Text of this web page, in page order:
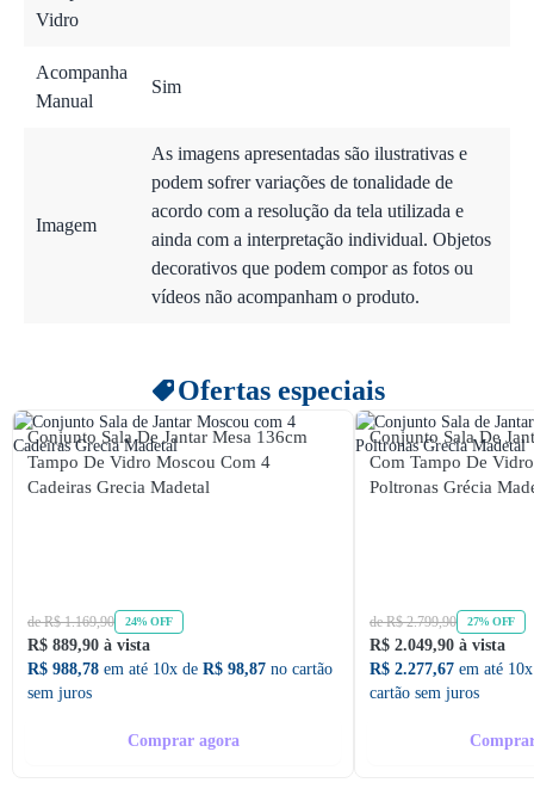
Vidro
Acompanha
Manual
Sim
Imagem
As imagens apresentadas são ilustrativas e
podem sofrer variações de tonalidade de
acordo com a resolução da tela utilizada e
ainda com a interpretação individual. Objetos
decorativos que podem compor as fotos ou
vídeos não acompanham o produto.
Ofertas especiais
Conjunto Sala De Jantar Mesa 136cm
Tampo De Vidro Moscou Com 4
Cadeiras Grecia Madetal
de R$ 1.169,90 24% OFF
R$ 889,90 à vista
R$ 988,78 em até 10x de R$ 98,87 no cartão
sem juros
Comprar agora
Conjunto Sala De
Com Tampo De
Poltronas Grécia
de R$ 2.799,90 27% OFF
R$ 2.049,90 à vista
R$ 2.277,67 em até
cartão sem juros